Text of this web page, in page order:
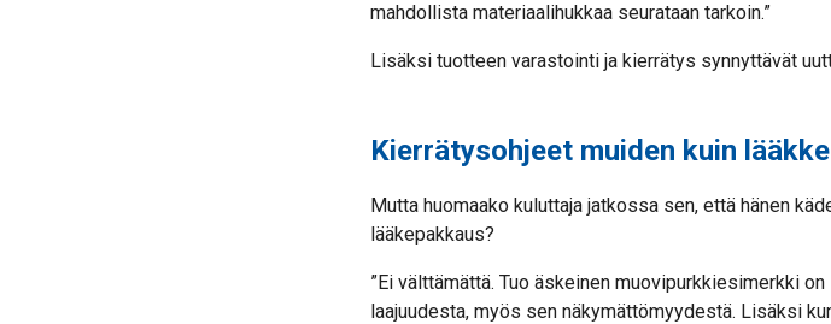
mahdollista materiaalihukkaa seurataan tarkoin.”
Lisäksi tuotteen varastointi ja kierrätys synnyttävät
Kierrätysohjeet muiden kuin
Mutta huomaako kuluttaja jatkossa sen, että hänen
lääkepakkaus?
”Ei välttämättä. Tuo äskeinen muovipurkkiesimerkki
laajuudesta, myös sen näkymättömyydestä. Lisäksi